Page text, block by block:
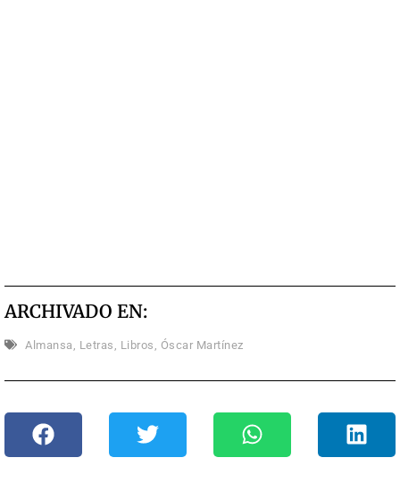
ARCHIVADO EN:
Almansa Letras Libros Óscar Martínez